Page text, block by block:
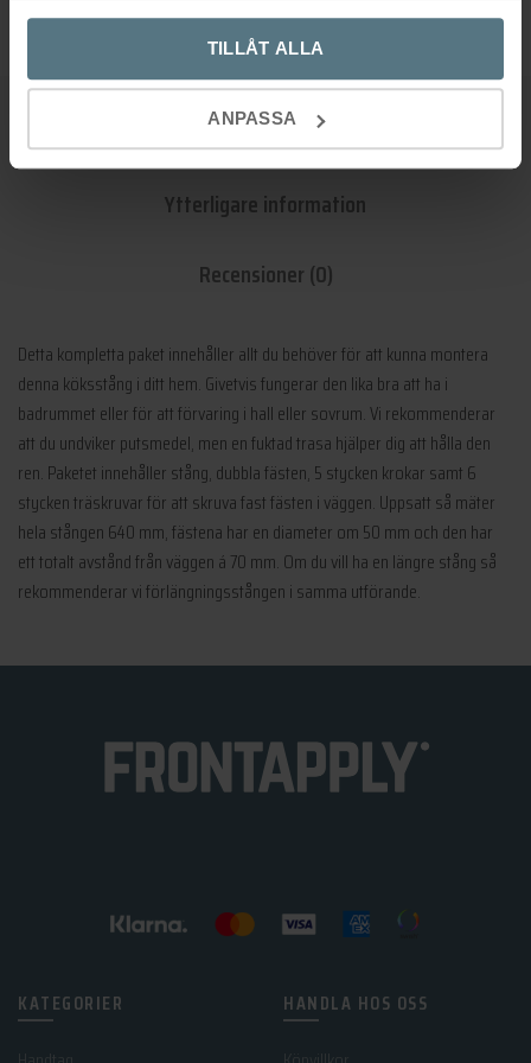
TILLÅT ALLA
ANPASSA
Beskrivning
Ytterligare information
Recensioner (0)
Detta kompletta paket innehåller allt du behöver för att kunna montera
denna köksstång i ditt hem. Givetvis fungerar den lika bra att ha i
badrummet eller för att förvaring i hall eller sovrum. Vi rekommenderar
att du undviker putsmedel, men en fuktad trasa hjälper dig att hålla den
ren. Paketet innehåller stång, dubbla fästen, 5 stycken krokar samt 6
stycken träskruvar för att skruva fast fästen i väggen. Uppsatt så mäter
hela stången 640 mm, fästena har en diameter om 50 mm och den har
ett totalt avstånd från väggen á 70 mm. Om du vill ha en längre stång så
rekommenderar vi förlängningsstången i samma utförande.
KATEGORIER
HANDLA HOS OSS